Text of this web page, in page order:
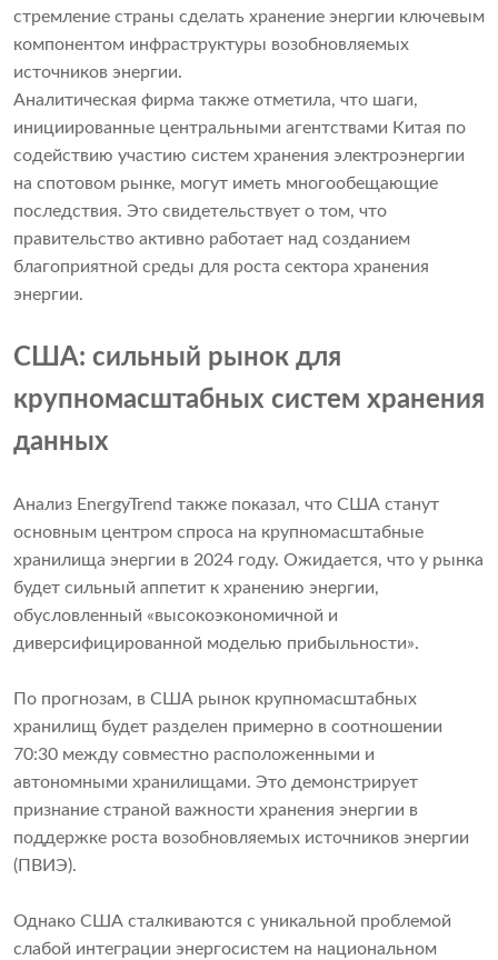
стремление страны сделать хранение энергии ключевым
компонентом инфраструктуры возобновляемых
источников энергии.
Аналитическая фирма также отметила, что шаги,
инициированные центральными агентствами Китая по
содействию участию систем хранения электроэнергии
на спотовом рынке, могут иметь многообещающие
последствия. Это свидетельствует о том, что
правительство активно работает над созданием
благоприятной среды для роста сектора хранения
энергии.
США: сильный рынок для
крупномасштабных систем хранения
данных
Анализ EnergyTrend также показал, что США станут
основным центром спроса на крупномасштабные
хранилища энергии в 2024 году. Ожидается, что у рынка
будет сильный аппетит к хранению энергии,
обусловленный «высокоэкономичной и
диверсифицированной моделью прибыльности».
По прогнозам, в США рынок крупномасштабных
хранилищ будет разделен примерно в соотношении
70:30 между совместно расположенными и
автономными хранилищами. Это демонстрирует
признание страной важности хранения энергии в
поддержке роста возобновляемых источников энергии
(ПВИЭ).
Однако США сталкиваются с уникальной проблемой
слабой интеграции энергосистем на национальном